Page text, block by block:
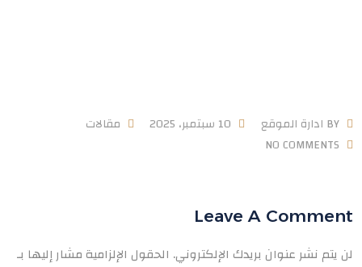
BY ادارة الموقع 10 سبتمبر، 2025
مقالات
NO COMMENTS
Leave A Comment
لن يتم نشر عنوان بريدك الإلكتروني. الحقول الإلزامية مشار إليها بـ